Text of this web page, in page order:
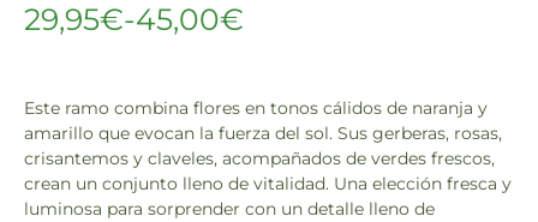
29,95€-45,00€
Este ramo combina flores en tonos cálidos de naranja y
amarillo que evocan la fuerza del sol. Sus gerberas, rosas,
crisantemos y claveles, acompañados de verdes frescos,
crean un conjunto lleno de vitalidad. Una elección fresca y
luminosa para sorprender con un detalle lleno de